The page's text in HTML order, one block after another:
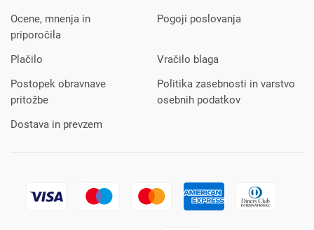
Ocene, mnenja in
priporočila
Pogoji poslovanja
Plačilo
Vračilo blaga
Postopek obravnave
pritožbe
Politika zasebnosti in varstvo
osebnih podatkov
Dostava in prevzem